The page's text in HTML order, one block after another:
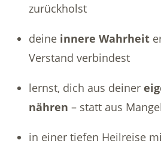
zurückholst
deine innere Wahrheit
Verstand verbindest
lernst, dich aus deiner
nähren – statt aus Mangel
in einer tiefen Heilreise